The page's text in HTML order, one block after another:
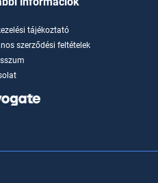
tájékoztató
szerződési feltételek